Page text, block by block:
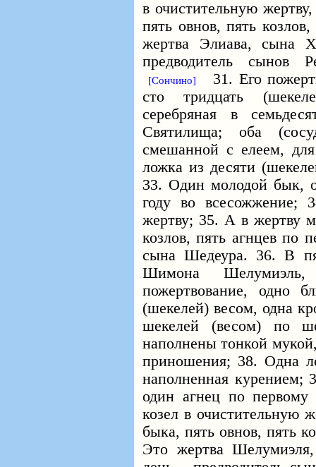
в очистительную
пять овнов, пять
жертва Элиава, сына
предводитель сынов
[Сончино]
31. Его
сто тридцать
серебряная в
Святилища; оба
смешанной с елеем,
ложка из десяти
33. Один молодой бык,
году во всесожжение;
жертву; 35. А в жертву
козлов, пять агнцев по
сына Шедеура. 36. В
Шимона
пожертвование, одно
(шекелей) весом, одна
шекелей (весом) по
наполнены тонкой
приношения; 38. Одна
наполненная
один агнец по
козел в очистительную
быка, пять овнов, пять
Это жертва